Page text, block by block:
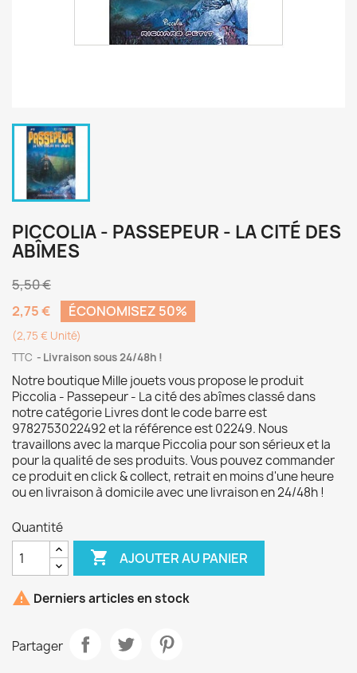
PICCOLIA - PASSEPEUR - LA CITÉ DES
ABÎMES
5,50 €
2,75 €
ÉCONOMISEZ 50%
(2,75 € Unité)
TTC
Livraison sous 24/48h !
Notre boutique Mille jouets vous propose le produit
Piccolia - Passepeur - La cité des abîmes classé dans
notre catégorie Livres dont le code barre est
9782753022492 et la référence est 02249. Nous
travaillons avec la marque Piccolia pour son sérieux et la
pour la qualité de ses produits. Vous pouvez commander
ce produit en click & collect, retrait en moins d'une heure
ou en livraison à domicile avec une livraison en 24/48h !
Quantité
 AJOUTER AU PANIER
 Derniers articles en stock
Partager